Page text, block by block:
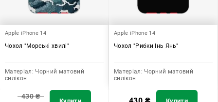
Apple iPhone 14
Чохол "Морські хвилі"
Матеріал: Чорний матовий
силікон
430₴
Apple iPhone 14
Чохол "Рибки Інь Янь"
Матеріал: Чорний матовий
силікон